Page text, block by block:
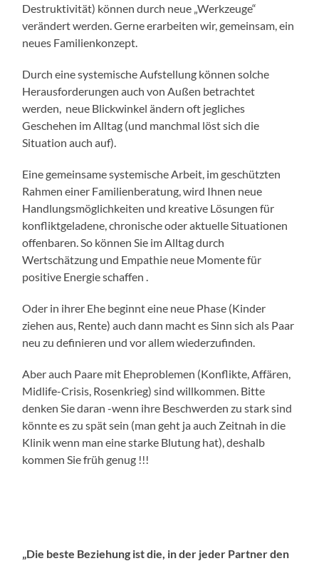
Destruktivität) können durch neue „Werkzeuge“
verändert werden. Gerne erarbeiten wir, gemeinsam, ein
neues Familienkonzept.
Durch eine systemische Aufstellung können solche
Herausforderungen auch von Außen betrachtet
werden, neue Blickwinkel ändern oft jegliches
Geschehen im Alltag (und manchmal löst sich die
Situation auch auf).
Eine gemeinsame systemische Arbeit, im geschützten
Rahmen einer Familienberatung, wird Ihnen neue
Handlungsmöglichkeiten und kreative Lösungen für
konfliktgeladene, chronische oder aktuelle Situationen
offenbaren. So können Sie im Alltag durch
Wertschätzung und Empathie neue Momente für
positive Energie schaffen .
Oder in ihrer Ehe beginnt eine neue Phase (Kinder
ziehen aus, Rente) auch dann macht es Sinn sich als Paar
neu zu definieren und vor allem wiederzufinden.
Aber auch Paare mit Eheproblemen (Konflikte, Affären,
Midlife-Crisis, Rosenkrieg) sind willkommen. Bitte
denken Sie daran -wenn ihre Beschwerden zu stark sind
könnte es zu spät sein (man geht ja auch Zeitnah in die
Klinik wenn man eine starke Blutung hat), deshalb
kommen Sie früh genug !!!
„Die beste Beziehung ist die, in der jeder Partner den